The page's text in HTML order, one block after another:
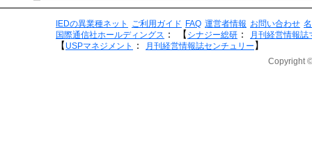
IEDの異業種ネット ご利用ガイド FAQ 運営者情報 お問い合わせ
国際通信社ホールディングス ： 【 シナジー総研 ： 月刊経営情報誌
【 USPマネジメント ： 月刊経営情報誌センチュリー 】
Copyright